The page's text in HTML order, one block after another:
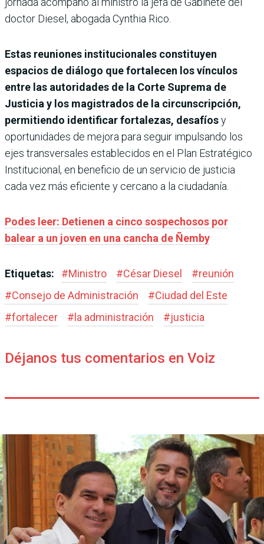
doctor Diesel, abogada Cynthia Rico.
Estas reuniones institucionales constituyen
espacios de diálogo que fortalecen los vínculos
entre las autoridades de la Corte Suprema de
Justicia y los magistrados de la circunscripción,
permitiendo identificar fortalezas, desafíosy
oportunidades de mejora para seguir impulsando los
ejes transversales establecidos en el Plan Estratégico
Institucional, en beneficio de un servicio de justicia
cada vez más eficiente y cercano a la ciudadanía.
Podes leer: Detienen a cinco sospechosos por
balear a un joven en una cancha de Ñemby
Etiquetas: #Ministro #César Diesel #reunión
#Consejo de Administración #Ciudad del Este
#fortalecer #la administración #justicia
Déjanos tus comentarios en Voiz